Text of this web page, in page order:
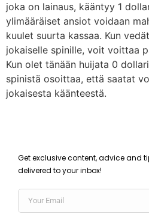
joka on lainaus, kääntyy 1
ylimääräiset ansiot voidaan
kuulet suurta kassaa. Kun
jokaiselle spinille, voit voittaa
Kun olet tänään huijata 0
spinistä osoittaa, että saatat
jokaisesta käänteestä.
Get exclusive content, advice and
delivered to your inbox!